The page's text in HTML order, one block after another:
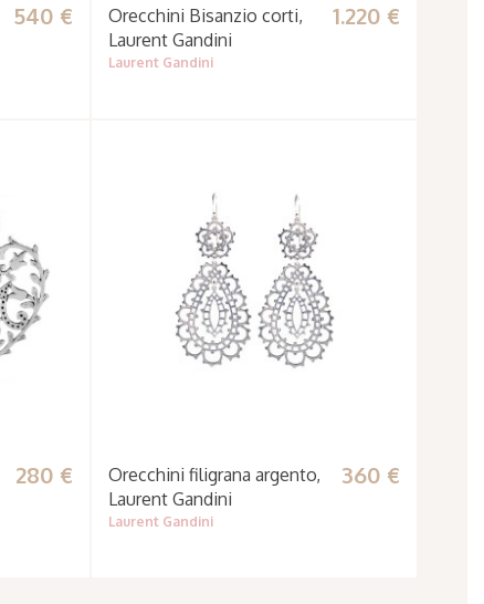
540 €
Orecchini Bisanzio corti,
Laurent Gandini
Laurent Gandini
1.220 €
280 €
Orecchini filigrana argento,
Laurent Gandini
Laurent Gandini
360 €